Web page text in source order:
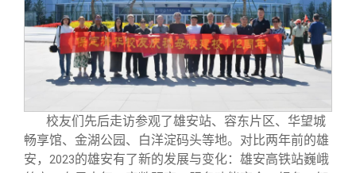
西南联大校友会
义工计划
新媒体平台
青春风采
校友文苑
校友讲坛
校友视界
信息化服务
三创大赛
实用信息
总会简介
会长致辞
总会章程
理事会名单
关闭
校友们先后走访参观了雄安站、容东片区、华望城
畅享馆、金湖公园、白洋淀码头等地。对比两年前的雄
安， 2023的雄安有了新的发展与变化：雄安高铁站巍峨